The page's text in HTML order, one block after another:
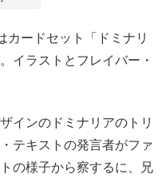
カードセット「ドミナリ
イラストとフレイバー・
インのドミナリアのトリ
テキストの発言者がファ
の様子から察するに、兄